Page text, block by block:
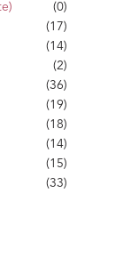
(0)
(17)
(14)
(2)
(36)
(19)
(18)
(14)
(15)
(33)